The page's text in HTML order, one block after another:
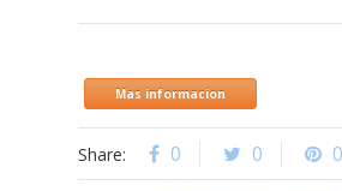
Mas informacion
Share: 0 0 0